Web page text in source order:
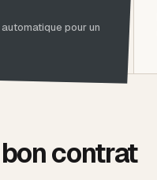
pour un
contrat